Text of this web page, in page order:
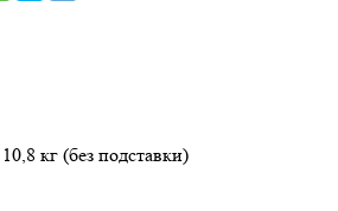
кг (без подставки)